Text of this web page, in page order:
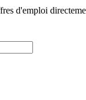
d'emploi